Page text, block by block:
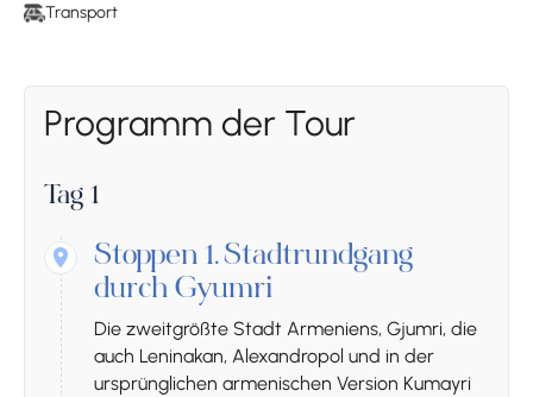
Transport
Programm der Tour
Tag 1
Stoppen 1.Stadtrundgang
durch Gyumri
Die zweitgrößte Stadt Armeniens, Gjumri, die
auch Leninakan, Alexandropol und in der
ursprünglichen armenischen Version Kumayri